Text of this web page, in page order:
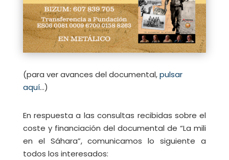
(para ver avances del documental,pulsar
aquí…)
En respuesta a las consultas recibidas sobre el
coste y financiación del documental de “La mili
en el Sáhara”, comunicamos lo siguiente a
todos los interesados: